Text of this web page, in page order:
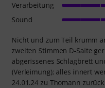
Nicht und zum Teil krumm
zweiten Stimmen D-Saite
abgerissenes Schlagbrett
(Verleimung); alles innert
24.01.24 zu Thomann
Verarbeitung
Sound